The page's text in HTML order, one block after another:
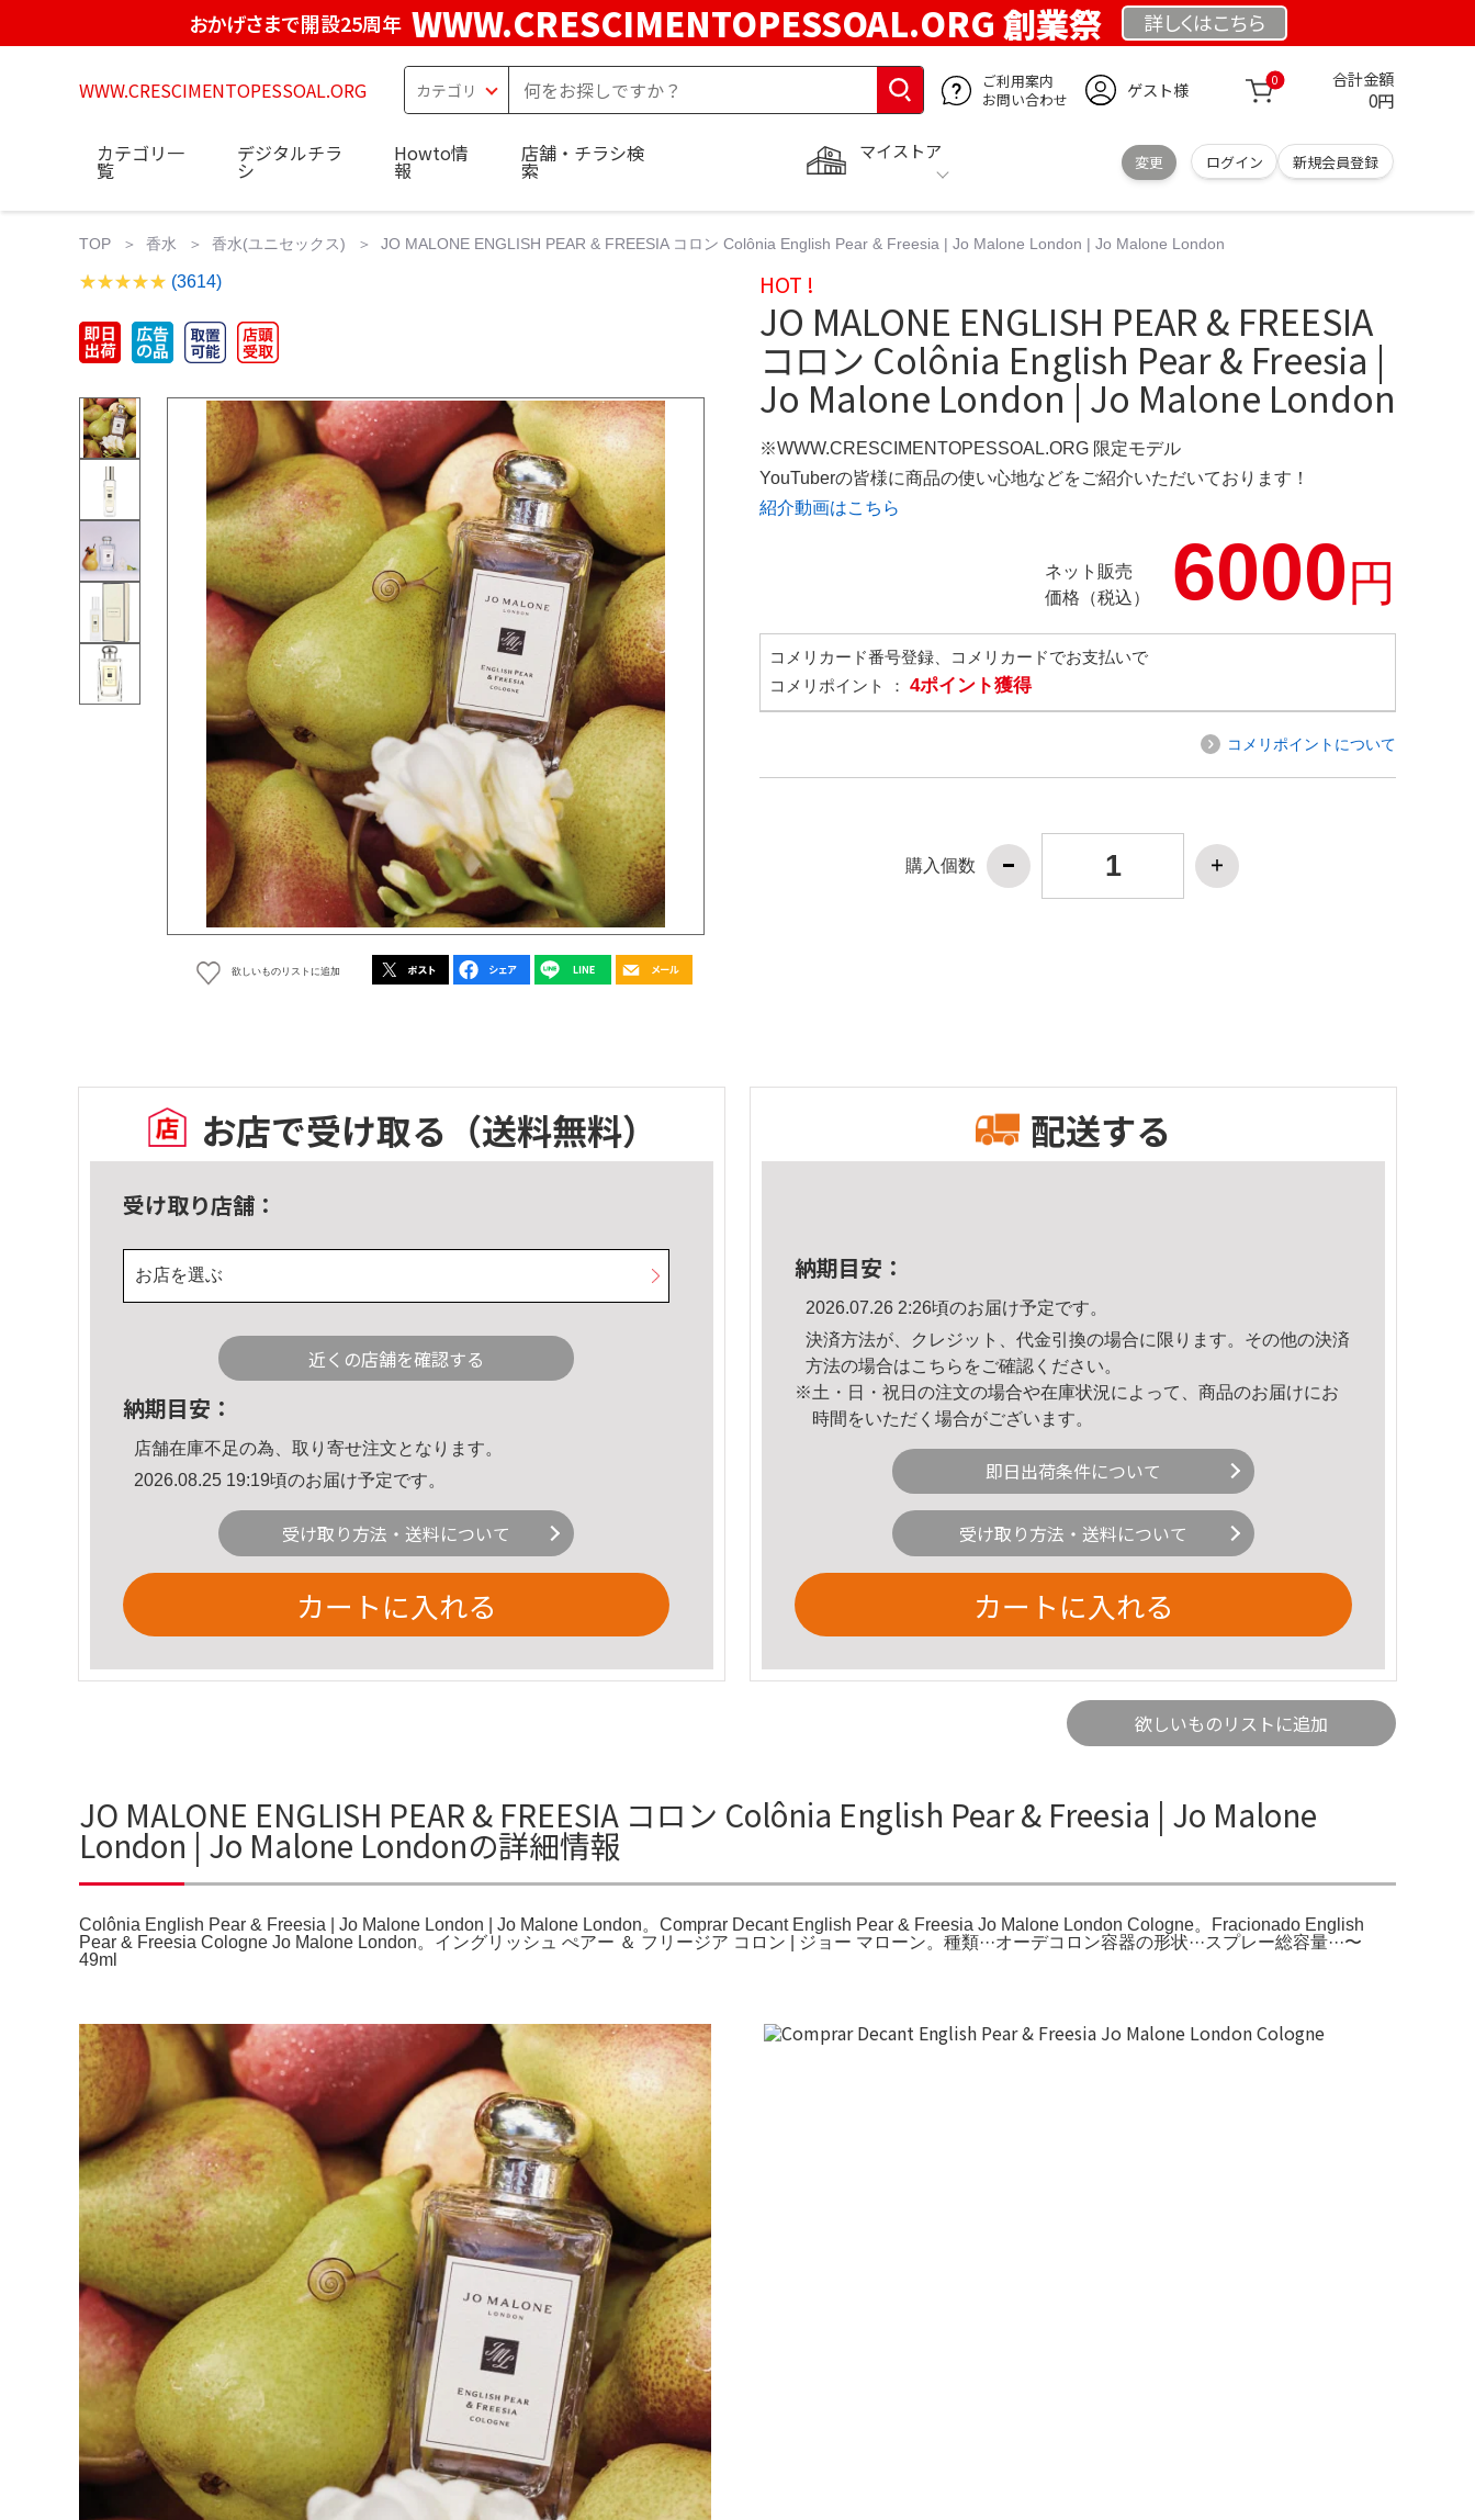
おかげさまで開設25周年 WWW.CRESCIMENTOPESSOAL.ORG 創業祭 詳しくはこちら
WWW.CRESCIMENTOPESSOAL.ORG
ご利用案内
お問い合わせ
ゲスト様 0 合計金額
0円
マイストア
変更 ログイン 新規会員登録
カテゴリ一
覧
デジタルチラ
シ
Howto情
報
店舗・チラシ検
索
TOP 香水 香水(ユニセックス) JO MALONE ENGLISH PEAR & FREESIA コロン Colônia English Pear & Freesia | Jo Malone London | Jo Malone London
(3614)
欲しいものリストに追加
HOT !
JO MALONE ENGLISH PEAR & FREESIA
コロン Colônia English Pear & Freesia |
Jo Malone London | Jo Malone London
※WWW.CRESCIMENTOPESSOAL.ORG 限定モデル
YouTuberの皆様に商品の使い心地などをご紹介いただいております！
紹介動画はこちら
ネット販売
価格（税込）
6000円
コメリカード番号登録、コメリカードでお支払いで
コメリポイント ： 4ポイント獲得
コメリポイントについて
購入個数
お店で受け取る （送料無料）
受け取り店舗：
お店を選ぶ
近くの店舗を確認する
納期目安：
店舗在庫不足の為、取り寄せ注文となります。
2026.08.25 19:19頃のお届け予定です。
受け取り方法・送料について
カートに入れる
配送する
納期目安：
2026.07.26 2:26頃のお届け予定です。
決済方法が、クレジット、代金引換の場合に限ります。その他の決済
方法の場合はこちら をご確認ください。
※土・日・祝日の注文の場合や在庫状況によって、商品のお届けにお
時間をいただく場合がございます。
即日出荷条件について
受け取り方法・送料について
カートに入れる
欲しいものリストに追加
JO MALONE ENGLISH PEAR & FREESIA コロン Colônia English Pear & Freesia | Jo Malone
London | Jo Malone Londonの詳細情報
Colônia English Pear & Freesia | Jo Malone London | Jo Malone London。Comprar Decant English Pear & Freesia Jo Malone London Cologne。Fracionado English
Pear & Freesia Cologne Jo Malone London。イングリッシュ ぺアー ＆ フリージア コロン | ジョー マローン。種類···オーデコロン容器の形状···スプレー総容量···〜
49ml